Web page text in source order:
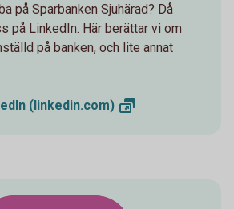
på Sparbanken Sjuhärad? Då
på LinkedIn. Här berättar vi om
på banken, och lite annat
(linkedin.com)